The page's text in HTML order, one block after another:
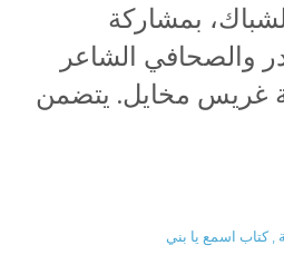
بمشاركة
والصحافي الشاعر
غريس مخايل. يتضمن
كتاب اسمع يا بني